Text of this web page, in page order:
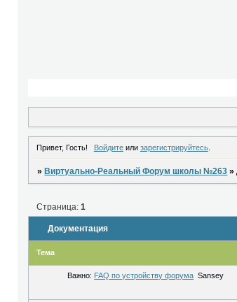
Привет, Гость! Войдитеили зарегистрируйтесь.
» Виртуально-Реальный Форум школы №263 »
Документация
Страница:1
Тема
Важно: FAQ по устройству форума Sansey